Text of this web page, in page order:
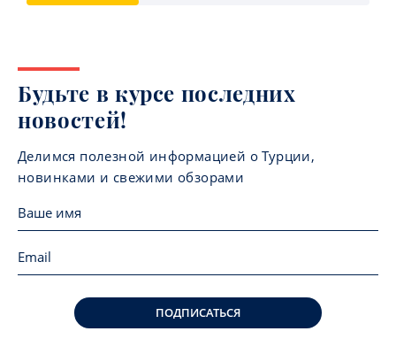
Будьте в курсе последних
новостей!
Делимся полезной информацией о Турции,
новинками и свежими обзорами
ПОДПИСАТЬСЯ